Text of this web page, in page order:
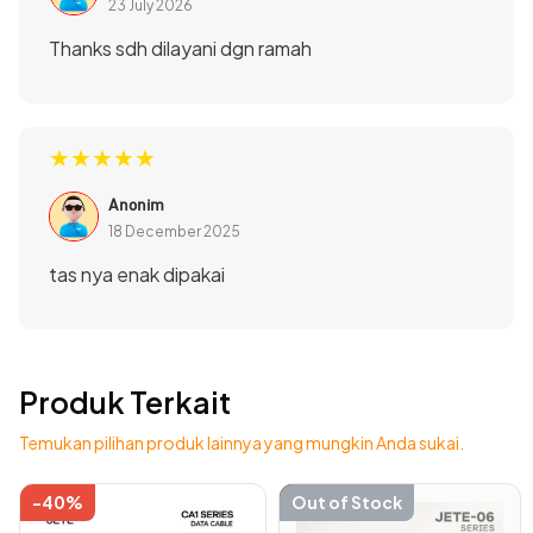
Dengan strap berukuran 100 cm, lebih mudah untuk
23 July 2026
Thanks sdh dilayani dgn ramah
★★★★★
Anonim
18 December 2025
tas nya enak dipakai
Produk Terkait
Temukan pilihan produk lainnya yang mungkin Anda sukai.
-40%
This
-57%
Out of Stock
This